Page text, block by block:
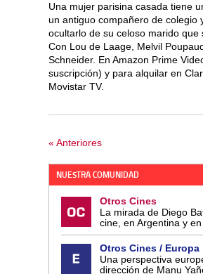
Una mujer parisina casada tiene
un antiguo compañero de colegio
ocultarlo de su celoso marido que
Con Lou de Laage, Melvil
Schneider. En Amazon Prime
suscripción) y para alquilar en
Movistar TV.
« Anteriores
NUESTRA COMUNIDAD
Otros Cines
La mirada de Diego
cine, en Argentina y
Otros Cines / Europa
Una perspectiva
dirección de Manu